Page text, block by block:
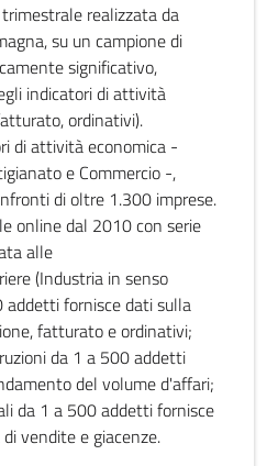
realizzata da
su un campione di
significativo,
indicatori di attività
ordinativi).
di attività economica -
e Commercio -,
di oltre 1.300 imprese.
online dal 2010 con serie
alle
(Industria in senso
fornisce dati sulla
fatturato e ordinativi;
da 1 a 500 addetti
del volume d'affari;
da 1 a 500 addetti fornisce
vendite e giacenze.